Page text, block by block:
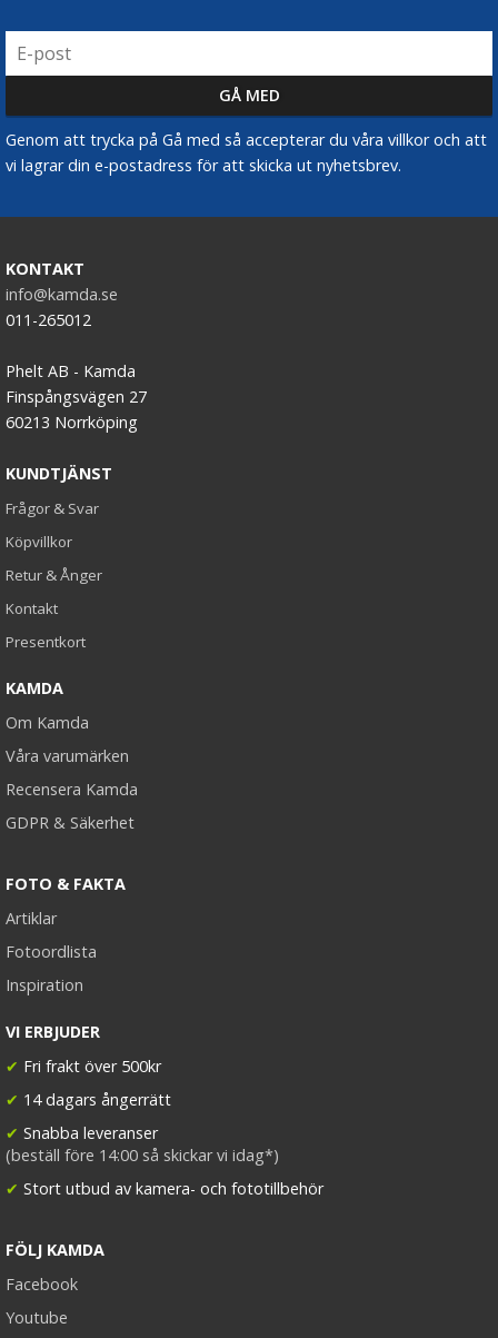
Genom att trycka på Gå med så accepterar du våra villkor och att
vi lagrar din e-postadress för att skicka ut nyhetsbrev.
KONTAKT
info@kamda.se
011-265012
Phelt AB - Kamda
Finspångsvägen 27
60213 Norrköping
KUNDTJÄNST
Frågor & Svar
Köpvillkor
Retur & Ånger
Kontakt
Presentkort
KAMDA
Om Kamda
Våra varumärken
Recensera Kamda
GDPR & Säkerhet
FOTO & FAKTA
Artiklar
Fotoordlista
Inspiration
VI ERBJUDER
✔ Fri frakt över 500kr
✔ 14 dagars ångerrätt
✔ Snabba leveranser
(beställ före 14:00 så skickar vi idag*)
✔ Stort utbud av kamera- och fototillbehör
FÖLJ KAMDA
Facebook
Youtube